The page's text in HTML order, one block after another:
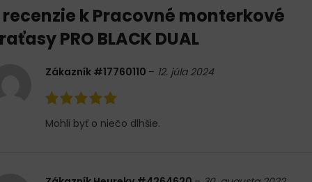
recenzie kPracovné monterkové
PRO BLACK DUAL
Zákazník #17760110 – 12. júla 2024
Mohli byť o niečo dlhšie.